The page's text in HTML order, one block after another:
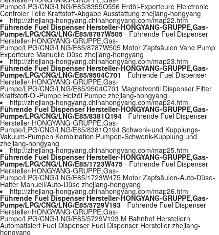
Pumpe/LPG/CNG/LNG/E85/8355O556 Erdöl-Exporteure Elelctronic
Controler Teile Kraftstoff-Abgabe Ausstattung zhejiang-hongyang
http://zhejiang-hongyang.chinahongyang.com/map22.htm
Führende Fuel Dispenser Hersteller-HONGYANG-GRUPPE,Gas-
Pumpe/LPG/CNG/LNG/E85/8787W505 - Führende Fuel Dispenser
Hersteller-HONGYANG-GRUPPE,Gas-
Pumpe/LPG/CNG/LNG/E85/8787W505 Motor Zapfsäulen Vane Pump
Exporteure Manuelle Düse zhejiang-hongyang
http://zhejiang-hongyang.chinahongyang.com/map23.htm
Führende Fuel Dispenser Hersteller-HONGYANG-GRUPPE,Gas-
Pumpe/LPG/CNG/LNG/E85/9504C701 - Führende Fuel Dispenser
Hersteller-HONGYANG-GRUPPE,Gas-
Pumpe/LPG/CNG/LNG/E85/9504C701 Magnetventil Dispenser Filter
Kraftstoff-Öl-Pumpe Heizöl Pumpe zhejiang-hongyang
http://zhejiang-hongyang.chinahongyang.com/map24.htm
Führende Fuel Dispenser Hersteller-HONGYANG-GRUPPE,Gas-
Pumpe/LPG/CNG/LNG/E85/8381Q194 - Führende Fuel Dispenser
Hersteller-HONGYANG-GRUPPE,Gas-
Pumpe/LPG/CNG/LNG/E85/8381Q194 Schwenk-und Kupplungs-
Vakuum-Pumpen Kombination Pumpen-Schwenk-Kupplung und
zhejiang-hongyang
http://zhejiang-hongyang.chinahongyang.com/map25.htm
Führende Fuel Dispenser Hersteller-HONGYANG-GRUPPE,Gas-
Pumpe/LPG/CNG/LNG/E85/1723W475 - Führende Fuel Dispenser
Hersteller-HONGYANG-GRUPPE,Gas-
Pumpe/LPG/CNG/LNG/E85/1723W475 Motor Zapfsäulen-Auto-Düse-
Halter Manuell/Auto-Düse zhejiang-hongyang
http://zhejiang-hongyang.chinahongyang.com/map26.htm
Führende Fuel Dispenser Hersteller-HONGYANG-GRUPPE,Gas-
Pumpe/LPG/CNG/LNG/E85/5729V193 - Führende Fuel Dispenser
Hersteller-HONGYANG-GRUPPE,Gas-
Pumpe/LPG/CNG/LNG/E85/5729V193 M Bahnhof Herstellern
Automatisiert Fuel Dispenser Fuel Dispenser Hersteller zhejiang-
hongyang